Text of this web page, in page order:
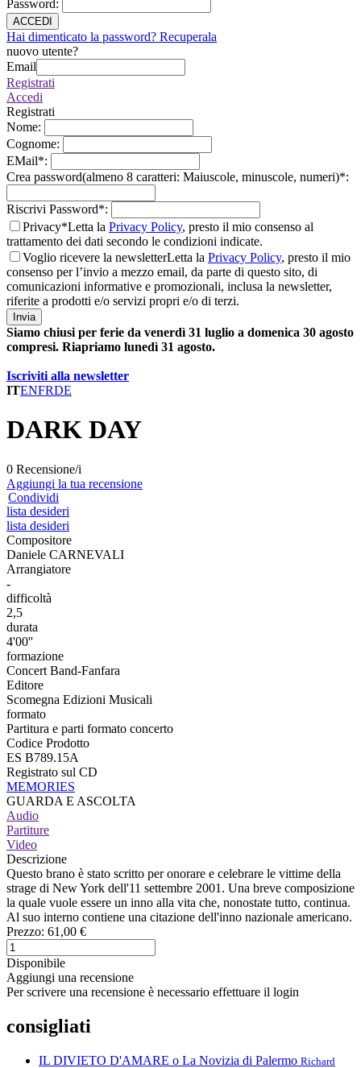
Password:
ACCEDI
Hai dimenticato la password? Recuperala
nuovo utente?
Email
Registrati
Accedi
Registrati
Nome:
Cognome:
EMail*:
Crea password(almeno 8 caratteri: Maiuscole, minuscole, numeri)*:
Riscrivi Password*:
Privacy*Letta la Privacy Policy, presto il mio consenso al
trattamento dei dati secondo le condizioni indicate.
Voglio ricevere la newsletterLetta la Privacy Policy, presto il mio
consenso per l’invio a mezzo email, da parte di questo sito, di
comunicazioni informative e promozionali, inclusa la newsletter,
riferite a prodotti e/o servizi propri e/o di terzi.
Invia
Siamo chiusi per ferie da venerdì 31 luglio a domenica 30 agosto
compresi. Riapriamo lunedì 31 agosto.
Iscriviti alla newsletter
ITENFRDE
DARK DAY
0 Recensione/i
Aggiungi la tua recensione
Condividi
lista desideri
lista desideri
Compositore
Daniele CARNEVALI
Arrangiatore
-
difficoltà
2,5
durata
4'00''
formazione
Concert Band-Fanfara
Editore
Scomegna Edizioni Musicali
formato
Partitura e parti formato concerto
Codice Prodotto
ES B789.15A
Registrato sul CD
MEMORIES
GUARDA E ASCOLTA
Audio
Partiture
Video
Descrizione
Questo brano è stato scritto per onorare e celebrare le vittime della
strage di New York dell'11 settembre 2001. Una breve composizione
la quale vuole essere un inno alla vita che, nonostate tutto, continua.
Al suo interno contiene una citazione dell'inno nazionale americano.
Prezzo: 61,00 €
Disponibile
Aggiungi una recensione
Per scrivere una recensione è necessario effettuare il login
consigliati
IL DIVIETO D'AMARE o La Novizia di Palermo Richard